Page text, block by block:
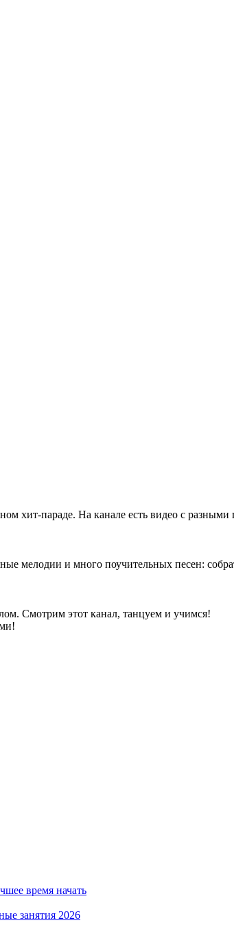
хит-параде. На канале есть видео с
мелодии и много поучительных песен:
Смотрим этот канал, танцуем и учимся!
время начать
занятия 2026